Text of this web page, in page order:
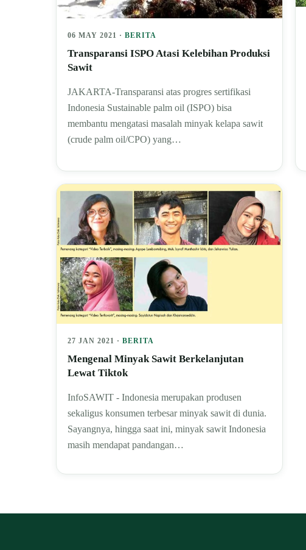
06 MAY 2021 · BERITA
Transparansi ISPO Atasi Kelebihan Produksi
Sawit
JAKARTA-Transparansi atas progres sertifikasi
Indonesia Sustainable palm oil (ISPO) bisa
membantu mengatasi masalah minyak kelapa sawit
(crude palm oil/CPO) yang…
27 JAN 2021 · BERITA
Mengenal Minyak Sawit Berkelanjutan
Lewat Tiktok
InfoSAWIT - Indonesia merupakan produsen
sekaligus konsumen terbesar minyak sawit di dunia.
Sayangnya, hingga saat ini, minyak sawit Indonesia
masih mendapat pandangan…